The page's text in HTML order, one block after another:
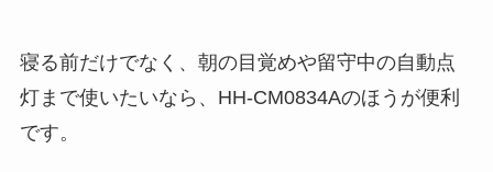
寝る前だけでなく、朝の目覚めや留守中の自動点
灯まで使いたいなら、HH-CM0834Aのほうが便利
です。